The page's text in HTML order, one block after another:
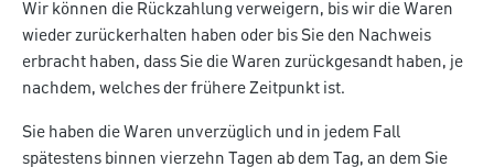
Wir können die Rückzahlung verweigern, bis wir die Waren
wieder zurückerhalten haben oder bis Sie den Nachweis
erbracht haben, dass Sie die Waren zurückgesandt haben, je
nachdem, welches der frühere Zeitpunkt ist.
Sie haben die Waren unverzüglich und in jedem Fall
spätestens binnen vierzehn Tagen ab dem Tag, an dem Sie